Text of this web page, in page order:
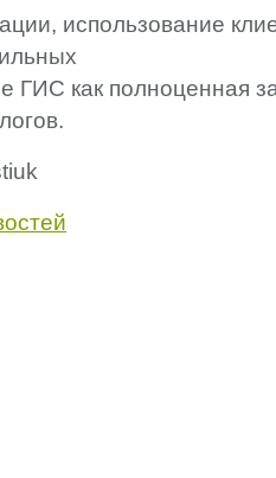
использование
ГИС как полноценная